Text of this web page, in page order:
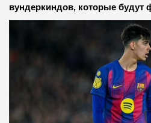
вундеркиндов, которые будут